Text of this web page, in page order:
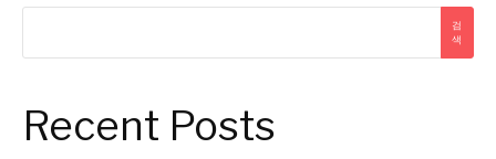
검
색
Recent Posts